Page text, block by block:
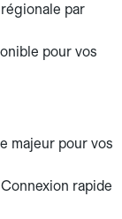
par
pour vos
majeur pour vos
rapide